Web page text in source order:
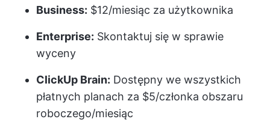
Business: $12/miesiąc za użytkownika
Enterprise: Skontaktuj się w sprawie
wyceny
ClickUp Brain: Dostępny we wszystkich
płatnych planach za $5/członka obszaru
roboczego/miesiąc